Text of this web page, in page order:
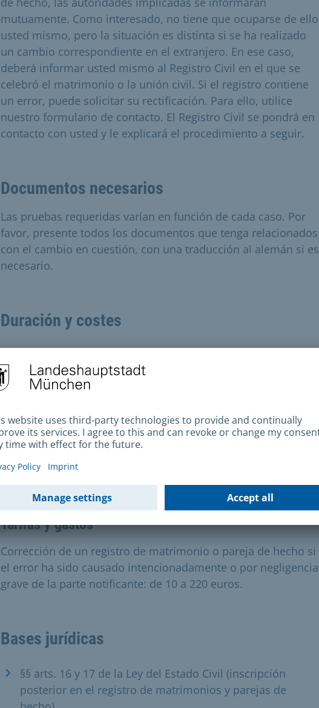
mutuamente. Como interesado, no tiene que ocuparse de ello
usted mismo, pero la situación es distinta si se ha realizado
un cambio correspondiente en el extranjero. En ese caso,
deberá informar usted mismo al Registro Civil en el que se
celebró el matrimonio o la unión civil. Si el registro contiene
un error, puede solicitar su rectificación. Para ello, utilice
nuestro formulario de contacto. El Registro Civil se pondrá en
contacto con usted y le explicará el procedimiento a seguir.
Documentos necesarios
Las pruebas requeridas varían en función de cada caso. Por
favor, presente todos los documentos que tenga relacionados
con el cambio en cuestión, con una traducción al alemán si es
necesario.
Duración y costes
Plazo de tramitación
Cada caso individual es diferente y varía en complejidad. Si
oficina de registro le informará sobre el procedimiento
necesario y el tiempo de tramitación previsto. En muchos
casos, tendrá que presentar documentos originales. Se le dará
Tarifas y gastos
Corrección de un registro de matrimonio o pareja de hecho si
el error ha sido causado intencionadamente o por negligencia
grave de la parte notificante: de 10 a 220 euros.
Bases jurídicas
§§ arts. 16 y 17 de la Ley del Estado Civil (inscripción
posterior en el registro de matrimonios y parejas de